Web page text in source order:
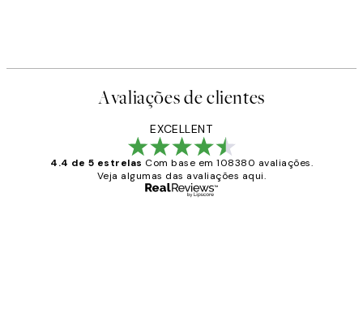
Avaliações de clientes
EXCELLENT
4.4 de 5 estrelas Com base em 108380 avaliações.
Veja algumas das avaliações aqui.